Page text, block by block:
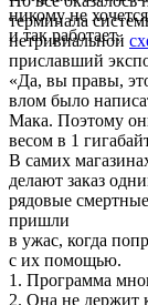
никому не
и так работает.
терминала
нетривиальной
приславший
«Да, вы правы,
влом было
Мака. Поэтому
весом в 1
В самих
делают заказ
рядовые
пришли
в ужас, когда
с их помощью.
1. Программа
2. Она не держит